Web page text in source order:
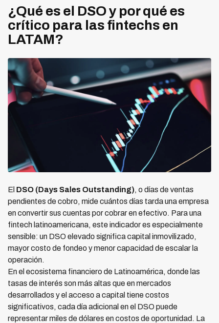
¿Qué es el DSO y por qué es
crítico para las fintechs en
LATAM?
El DSO (Days Sales Outstanding), o días de ventas
pendientes de cobro, mide cuántos días tarda una empresa
en convertir sus cuentas por cobrar en efectivo. Para una
fintech latinoamericana, este indicador es especialmente
sensible: un DSO elevado significa capital inmovilizado,
mayor costo de fondeo y menor capacidad de escalar la
operación.
En el ecosistema financiero de Latinoamérica, donde las
tasas de interés son más altas que en mercados
desarrollados y el acceso a capital tiene costos
significativos, cada día adicional en el DSO puede
representar miles de dólares en costos de oportunidad. La